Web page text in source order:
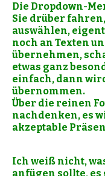
Die Dropdown-
Sie drüber
auswählen,
noch an Texten
übernehmen,
etwas ganz
einfach, dann
übernommen.
Über die reinen
nachdenken, es
akzeptable
Ich weiß nicht,
anfügen sollte, es